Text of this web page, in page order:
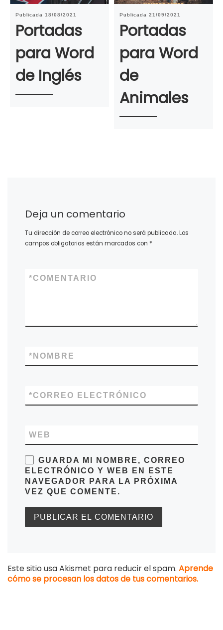
Publicada 18/08/2021
Portadas
para Word
de Inglés
Publicada 21/09/2021
Portadas
para Word
de
Animales
Deja un comentario
Tu dirección de correo electrónico no será publicada.Los
campos obligatorios están marcados con *
COMENTARIO
*
NOMBRE
*
CORREO ELECTRÓNICO
*
WEB
GUARDA MI NOMBRE, CORREO
ELECTRÓNICO Y WEB EN ESTE
NAVEGADOR PARA LA PRÓXIMA
VEZ QUE COMENTE.
Este sitio usa Akismet para reducir el spam. Aprende
cómo se procesan los datos de tus comentarios.